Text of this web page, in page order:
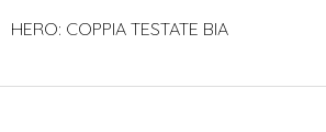
HERO: COPPIA TESTATE BIA